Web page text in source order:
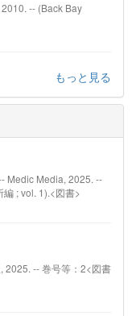
-- (Back Bay
もっと見る
Medic Media, 2025. --
; vol. 1).<図書>
2025. -- 巻号等：2<図書